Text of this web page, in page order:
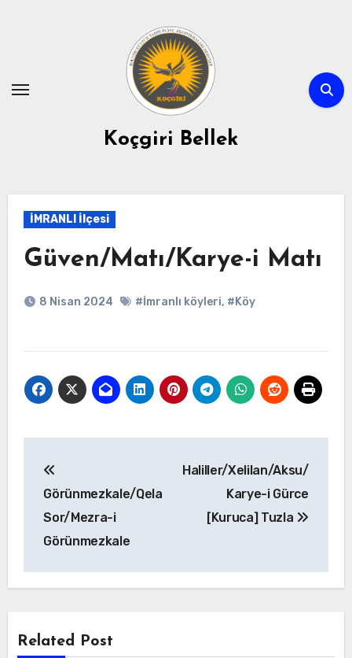
Koçgiri Bellek
İMRANLI İlçesi
Güven/Matı/Karye-i Matı
8 Nisan 2024 #İmranlı köyleri, #Köy
gezinmesi
Görünmezkale/Qela
Sor/Mezra-i
Görünmezkale
Haliller/Xelilan/Aksu/
Karye-i Gürce
[Kuruca] Tuzla
Related Post